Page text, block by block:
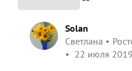
Solan
Светлана
22 июля